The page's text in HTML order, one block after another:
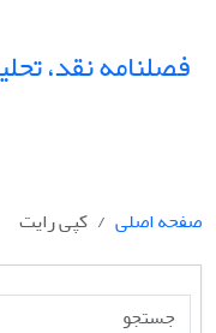
فصلنامه نقد،
صفحه اصلی کپی رایت